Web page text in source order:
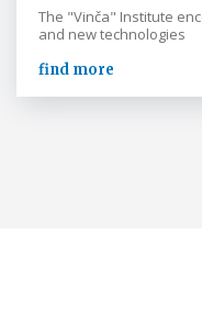
The "Vinča" Institute
and new technologies
find more